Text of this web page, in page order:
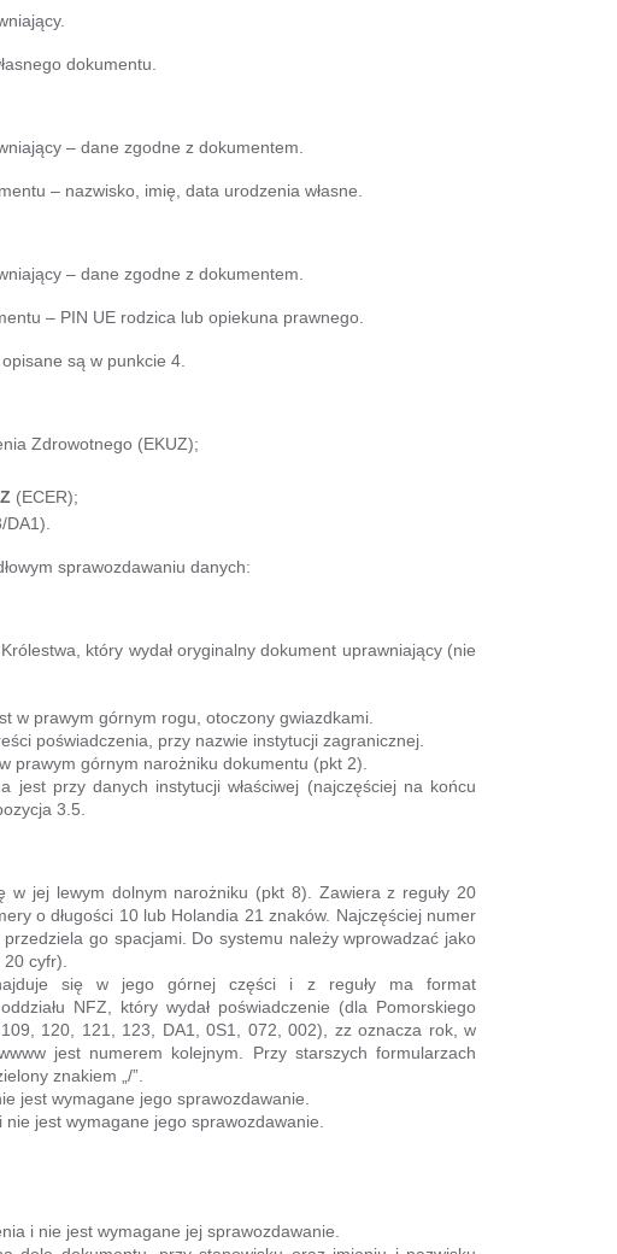
dokumentu.
– dane zgodne z dokumentem.
– nazwisko, imię, data urodzenia własne.
– dane zgodne z dokumentem.
– PIN UE rodzica lub opiekuna prawnego.
są w punkcie 4.
Zdrowotnego (EKUZ);
(ECER);
sprawozdawaniu danych:
który wydał oryginalny dokument uprawniający (nie
w prawym górnym rogu, otoczony gwiazdkami.
poświadczenia, przy nazwie instytucji zagranicznej.
prawym górnym narożniku dokumentu (pkt 2).
jest przy danych instytucji właściwej (najczęściej na końcu
3.5.
jej lewym dolnym narożniku (pkt 8). Zawiera z reguły 20
o długości 10 lub Holandia 21 znaków. Najczęściej numer
go spacjami. Do systemu należy wprowadzać jako
cyfr).
się w jego górnej części i z reguły ma format
NFZ, który wydał poświadczenie (dla Pomorskiego
120, 121, 123, DA1, 0S1, 072, 002), zz oznacza rok, w
jest numerem kolejnym. Przy starszych formularzach
znakiem „/”.
jest wymagane jego sprawozdawanie.
jest wymagane jego sprawozdawanie.
i nie jest wymagane jej sprawozdawanie.